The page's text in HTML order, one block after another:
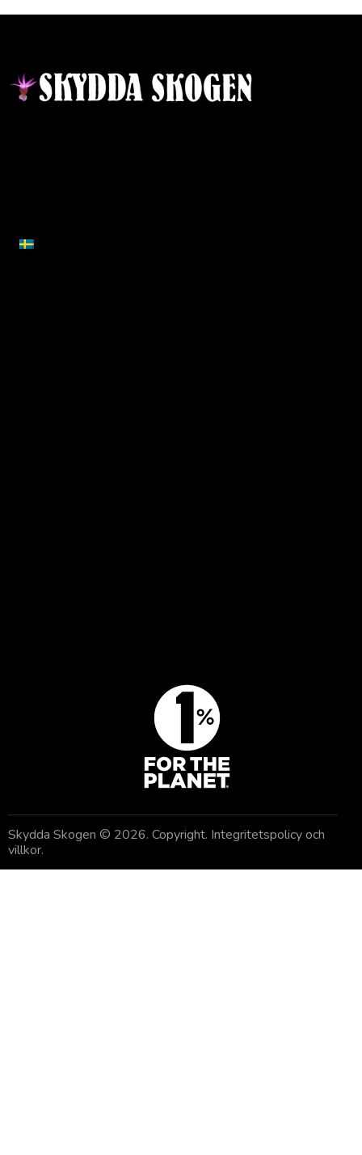
Skydda Skogen © 2026. Copyright. Integritetspolicy och
villkor.